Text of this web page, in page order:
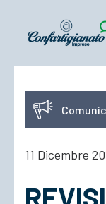
Notizie e Documenti
Confartigianato
Cosa Facciamo
11 Dicembre